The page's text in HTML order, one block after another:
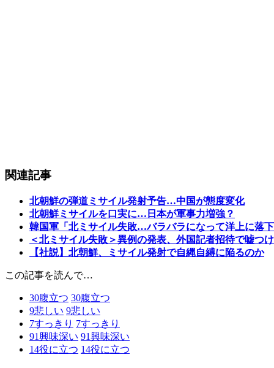
関連記事
北朝鮮の弾道ミサイル発射予告…中国が態度変化
北朝鮮ミサイルを口実に…日本が軍事力増強？
韓国軍「北ミサイル失敗…バラバラになって洋上に落
＜北ミサイル失敗＞異例の発表、外国記者招待で嘘つ
【社説】北朝鮮、ミサイル発射で自縄自縛に陥るのか
この記事を読んで…
30腹立つ 30腹立つ
9悲しい 9悲しい
7すっきり 7すっきり
91興味深い 91興味深い
14役に立つ 14役に立つ